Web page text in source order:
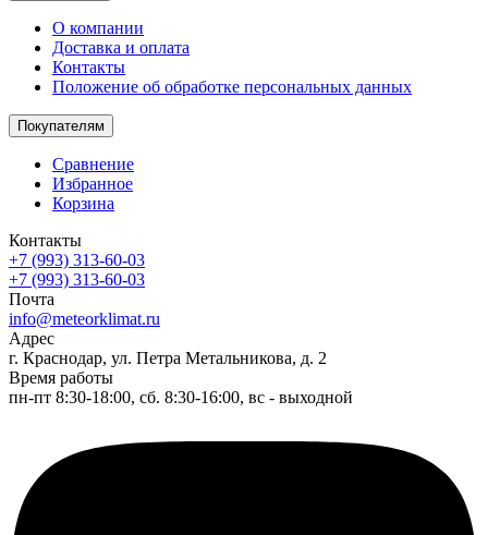
О компании
Доставка и оплата
Контакты
Положение об обработке персональных данных
Покупателям
Сравнение
Избранное
Корзина
Контакты
+7 (993) 313-60-03
+7 (993) 313-60-03
Почта
info@meteorklimat.ru
Адрес
г. Краснодар, ул. Петра Метальникова, д. 2
Время работы
пн-пт 8:30-18:00, сб. 8:30-16:00, вс - выходной